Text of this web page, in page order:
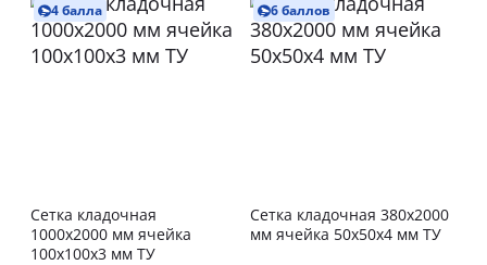
4 балла
Сетка кладочная
1000х2000 мм ячейка
100х100х3 мм ТУ
6 баллов
Сетка кладочная 380х2000
мм ячейка 50х50х4 мм ТУ